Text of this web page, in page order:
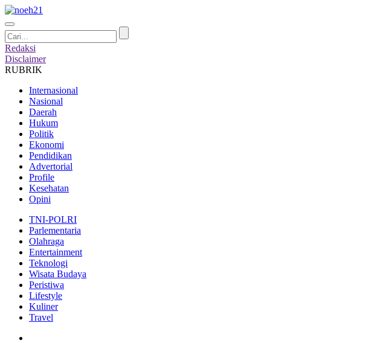
Redaksi
Disclaimer
RUBRIK
Internasional
Nasional
Daerah
Hukum
Politik
Ekonomi
Pendidikan
Advertorial
Profile
Kesehatan
Opini
TNI-POLRI
Parlementaria
Olahraga
Entertainment
Teknologi
Wisata Budaya
Peristiwa
Lifestyle
Kuliner
Travel